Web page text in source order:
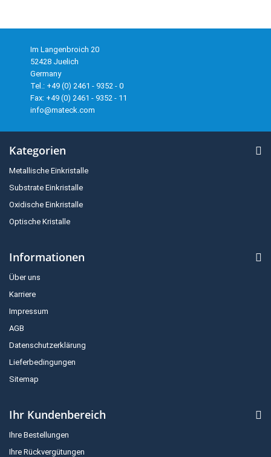
Im Langenbroich 20
52428 Juelich
Germany
Tel.: +49 (0) 2461 - 9352 - 0
Fax: +49 (0) 2461 - 9352 - 11
info@mateck.com
Kategorien
Metallische Einkristalle
Substrate Einkristalle
Oxidische Einkristalle
Optische Kristalle
Informationen
Über uns
Karriere
Impressum
AGB
Datenschutzerklärung
Lieferbedingungen
Sitemap
Ihr Kundenbereich
Ihre Bestellungen
Ihre Rückvergütungen